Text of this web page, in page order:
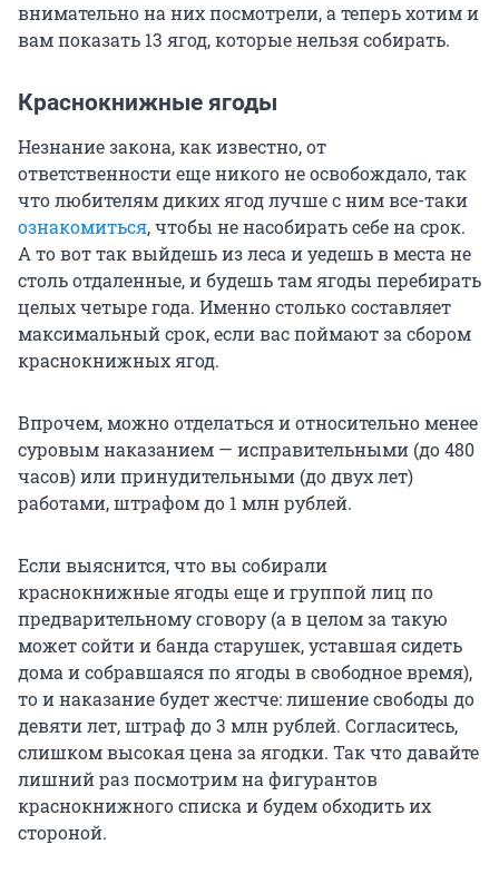
внимательно на них посмотрели, а теперь хотим и
вам показать 13 ягод, которые нельзя собирать.
Краснокнижные ягоды
Незнание закона, как известно, от
ответственности еще никого не освобождало, так
что любителям диких ягод лучше с ним все-таки
ознакомиться, чтобы не насобирать себе на срок.
А то вот так выйдешь из леса и уедешь в места не
столь отдаленные, и будешь там ягоды перебирать
целых четыре года. Именно столько составляет
максимальный срок, если вас поймают за сбором
краснокнижных ягод.
Впрочем, можно отделаться и относительно менее
суровым наказанием — исправительными (до 480
часов) или принудительными (до двух лет)
работами, штрафом до 1 млн рублей.
Если выяснится, что вы собирали
краснокнижные ягоды еще и группой лиц по
предварительному сговору (а в целом за такую
может сойти и банда старушек, уставшая сидеть
дома и собравшаяся по ягоды в свободное время),
то и наказание будет жестче: лишение свободы до
девяти лет, штраф до 3 млн рублей. Согласитесь,
слишком высокая цена за ягодки. Так что давайте
лишний раз посмотрим на фигурантов
краснокнижного списка и будем обходить их
стороной.